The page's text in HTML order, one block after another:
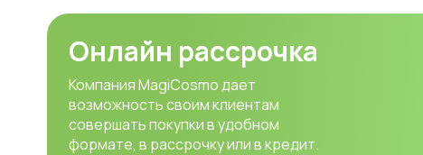
Онлайн рассрочка
Компания MagiCosmo дает
возможность своим клиентам
совершать покупки в удобном
формате, в рассрочку или в кредит.